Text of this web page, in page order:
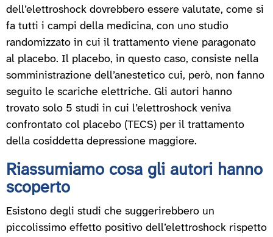
dell’elettroshock dovrebbero essere valutate, come si
fa tutti i campi della medicina, con uno studio
randomizzato in cui il trattamento viene paragonato
al placebo. Il placebo, in questo caso, consiste nella
somministrazione dell’anestetico cui, però, non fanno
seguito le scariche elettriche. Gli autori hanno
trovato solo 5 studi in cui l’elettroshock veniva
confrontato col placebo (TECS) per il trattamento
della cosiddetta depressione maggiore.
Riassumiamo cosa gli autori hanno
scoperto
Esistono degli studi che suggerirebbero un
piccolissimo effetto positivo dell’elettroshock rispetto